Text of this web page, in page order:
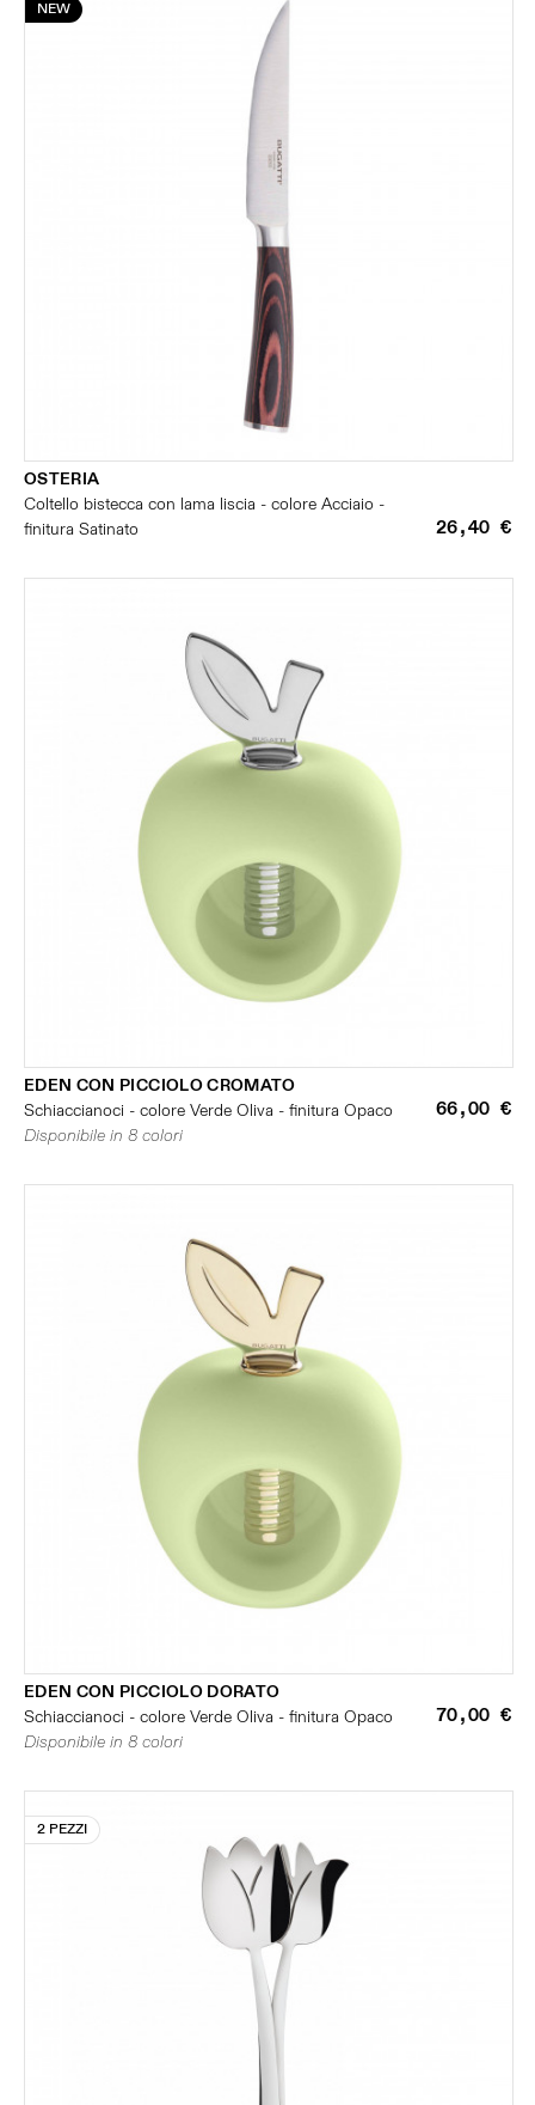
NEW
OSTERIA
Coltello bistecca con lama liscia - colore Acciaio -
finitura Satinato
26,40 €
EDEN CON PICCIOLO CROMATO
Schiaccianoci - colore Verde Oliva - finitura Opaco
66,00 €
Disponibile in 8 colori
EDEN CON PICCIOLO DORATO
Schiaccianoci - colore Verde Oliva - finitura Opaco
70,00 €
Disponibile in 8 colori
2 PEZZI